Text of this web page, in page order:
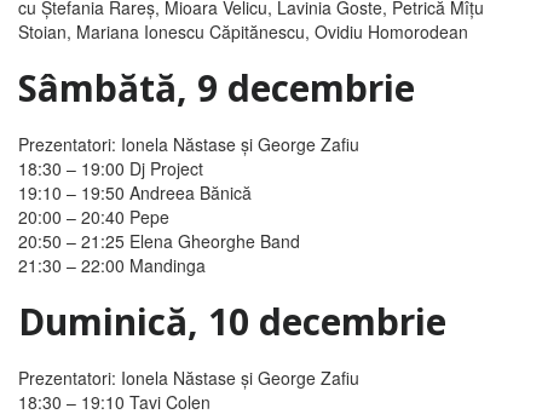
cu Ştefania Rareş, Mioara Velicu, Lavinia Goste, Petrică Mîţu
Stoian, Mariana Ionescu Căpitănescu, Ovidiu Homorodean
Sâmbătă, 9 decembrie
Prezentatori: Ionela Năstase şi George Zafiu
18:30 – 19:00 Dj Project
19:10 – 19:50 Andreea Bănică
20:00 – 20:40 Pepe
20:50 – 21:25 Elena Gheorghe Band
21:30 – 22:00 Mandinga
Duminică, 10 decembrie
Prezentatori: Ionela Năstase şi George Zafiu
18:30 – 19:10 Tavi Colen